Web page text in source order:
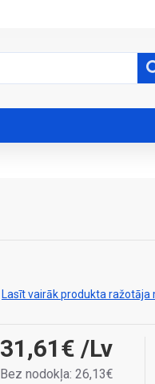
Lasīt vairāk produkta ražotāja
31,61€ /Lv
Bez nodokļa: 26,13€